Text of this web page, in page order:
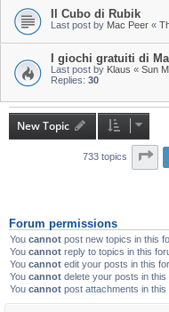
Il Cubo di Rubik
Last post by Mac Peer «
I giochi gratuiti di
Last post by Klaus « Sun
Replies: 30
New Topic
733 topics
Forum permissions
You cannot post new topics in this
You cannot reply to topics in this
You cannot edit your posts in this
You cannot delete your posts in this
You cannot post attachments in this